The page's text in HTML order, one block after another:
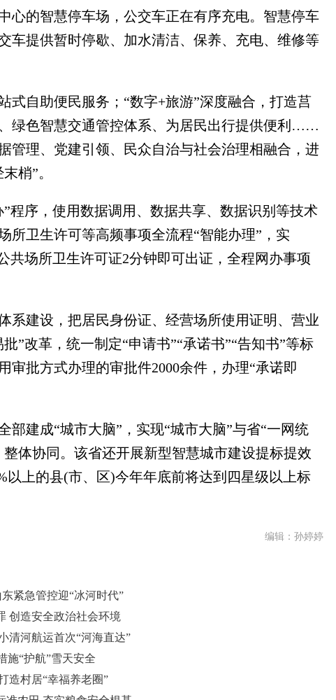
的智慧停车场，公交车正在有序充电。智慧停车
车提供暂时停歇、加水清洁、保养、充电、维修等
自助便民服务；“数字+旅游”深度融合，打造莒
绿色智慧交通管控体系、为居民出行提供便利……
管理、党建引领、民众自治与社会治理相融合，进
梢”。
序，使用数据调用、数据共享、数据识别等技术
所卫生许可等高频事项全流程“智能办理”，实
共场所卫生许可证2分钟即可出证，全程网办事项
建设，把居民身份证、经营场所使用证明、营业
”改革，统一制定“申请书”“承诺书”“告知书”等标
审批方式办理的审批件2000余件，办理“承诺即
建成“城市大脑”，实现“城市大脑”与省“一网统
体协同。该省还开展新型智慧城市建设提标提效
以上的县(市、区)今年年底前将达到四星级以上标
编辑：孙婷婷
紧急管控迎“冰河时代”
创造安全政治社会环境
清河航运首次“河海直达”
施“护航”雪天安全
造村居“幸福养老圈”